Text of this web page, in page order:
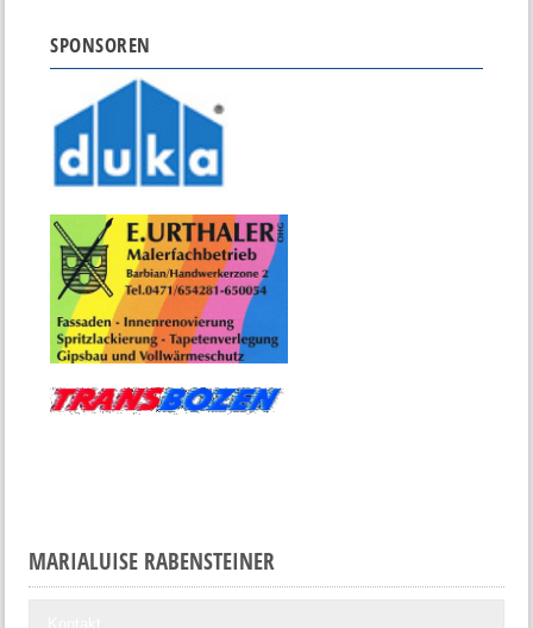
SPONSOREN
MARIALUISE RABENSTEINER